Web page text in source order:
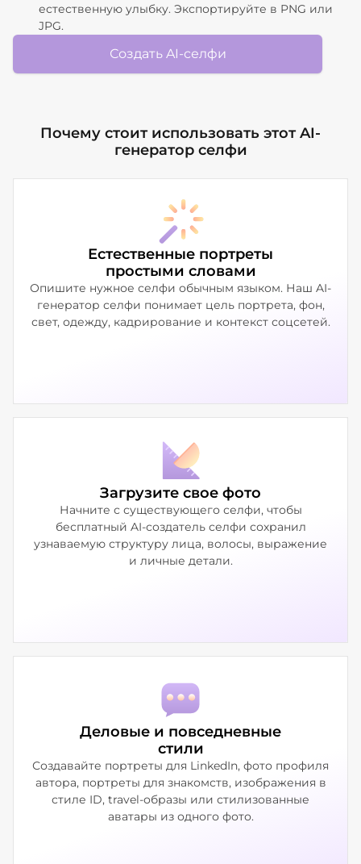
естественную улыбку. Экспортируйте в PNG или
JPG.
Создать AI-селфи
Почему стоит использовать этот AI-
генератор селфи
Естественные портреты
простыми словами
Опишите нужное селфи обычным языком. Наш AI-
генератор селфи понимает цель портрета, фон,
свет, одежду, кадрирование и контекст соцсетей.
Загрузите свое фото
Начните с существующего селфи, чтобы
бесплатный AI-создатель селфи сохранил
узнаваемую структуру лица, волосы, выражение
и личные детали.
Деловые и повседневные
стили
Создавайте портреты для LinkedIn, фото профиля
автора, портреты для знакомств, изображения в
стиле ID, travel-образы или стилизованные
аватары из одного фото.